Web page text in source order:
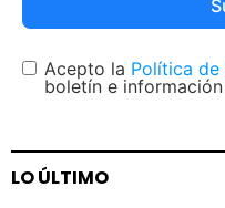
Acepto la Política de
boletín e
LO ÚLTIMO